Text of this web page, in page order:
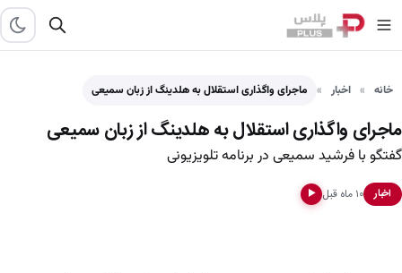
خانه اخبار ماجرای واگذاری استقلال به هلدینگ از زبان سمیعی
ماجرای واگذاری استقلال به هلدینگ از زبان سمیعی
گفتگو با فرشید سمیعی در برنامه تلویزیونی
اخبار ۱۰ ماه قبل ▶